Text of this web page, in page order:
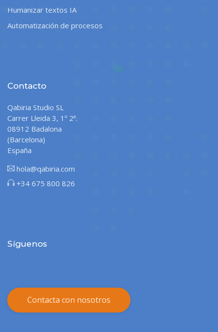
Humanizar textos IA
Automatización de procesos
Contacto
Qabiria Studio SL
Carrer Lleida 3, 1º 2ª.
08912 Badalona
(Barcelona)
España
hola@qabiria.com
+34 675 800 826
Síguenos
Contacta con nosotros